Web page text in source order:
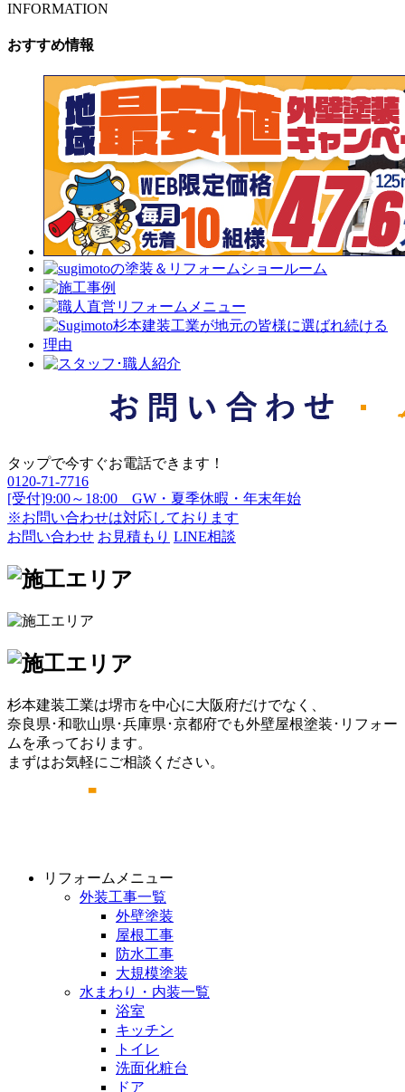
INFORMATION
おすすめ情報
タップで今すぐお電話できます！
0120-71-7716
[受付]9:00～18:00 GW・夏季休暇・年末年始
※お問い合わせは対応しております
お問い合わせ お見積もり LINE相談
杉本建装工業は堺市を中心に大阪府だけでなく、
奈良県･和歌山県･兵庫県･京都府でも外壁屋根塗装･リフォー
ムを承っております。
まずはお気軽にご相談ください。
リフォームメニュー
外装工事一覧
外壁塗装
屋根工事
防水工事
大規模塗装
水まわり・内装一覧
浴室
キッチン
トイレ
洗面化粧台
ドア